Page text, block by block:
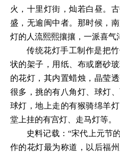
火，十里灯街，灿若白昼。
盛，无逾闽中者。那时候，
灯的人流熙熙攘攘，一派喜气
传统花灯手工制作是把
状的架子，用纸、布或磨砂
的花灯，其内置蜡烛，晶莹
很多，挑的有八角灯、球灯
球灯，地上走的有猴骑绵羊
堂上挂的有宫灯、走马灯等。
史料记载：“宋代上元节
作的花灯最为称道，以后福